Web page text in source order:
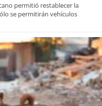
permitió restablecer la
se permitirán vehículos